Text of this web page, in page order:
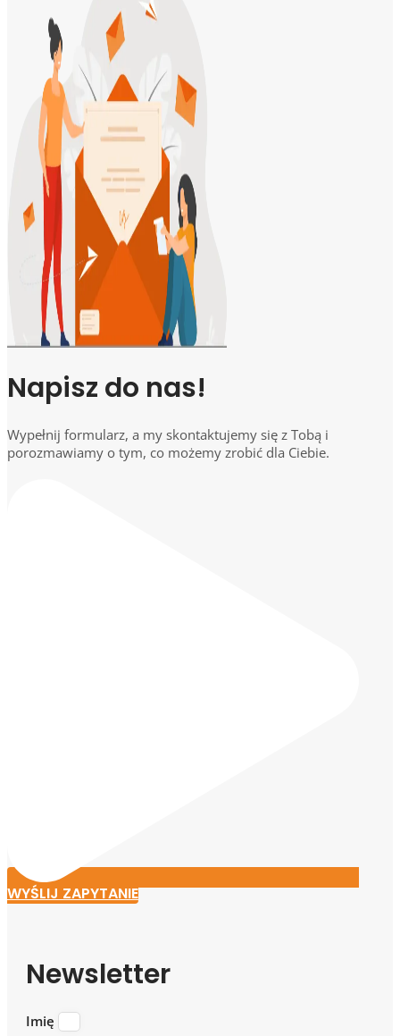
Napisz do nas!
Wypełnij formularz, a my skontaktujemy się z Tobą i
porozmawiamy o tym, co możemy zrobić dla Ciebie.
WYŚLIJ ZAPYTANIE
Newsletter
Imię